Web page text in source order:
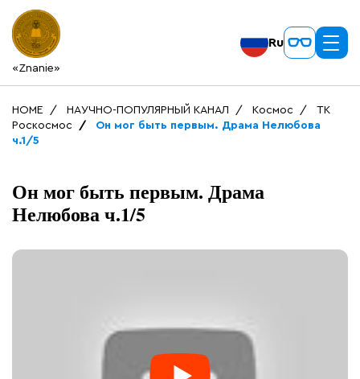
«Znanie»
Ru
HOME НАУЧНО-ПОПУЛЯРНЫЙ КАНАЛ Космос
ТК
Роскосмос
Он мог быть первым. Драма Нелюбова
ч.1/5
Он мог быть первым. Драма
Нелюбова ч.1/5